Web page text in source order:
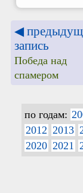
◀
запись
Победа над
спамером
по годам:
2012 2013
2020 2021